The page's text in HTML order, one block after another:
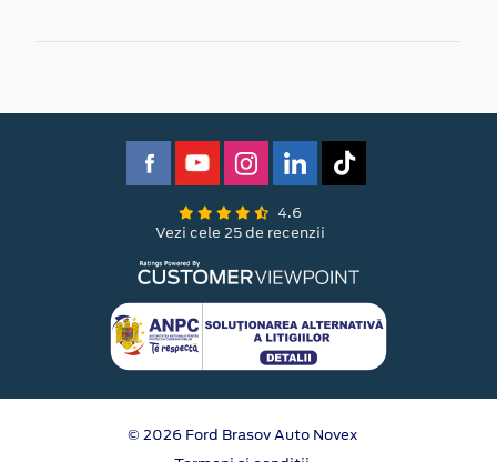
4.6
Vezi cele 25 de recenzii
© 2026 Ford Brasov Auto Novex